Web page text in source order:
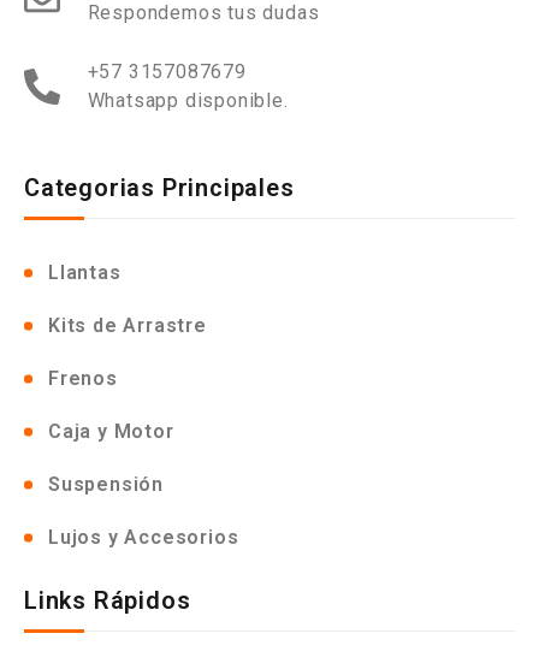
Respondemos tus dudas
+57 3157087679
Whatsapp disponible.
Categorias Principales
Llantas
Kits de Arrastre
Frenos
Caja y Motor
Suspensión
Lujos y Accesorios
Links Rápidos